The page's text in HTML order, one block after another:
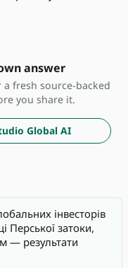
answer
fresh source-backed
you share it.
Global AI
інвесторів
Перської затоки,
— результати